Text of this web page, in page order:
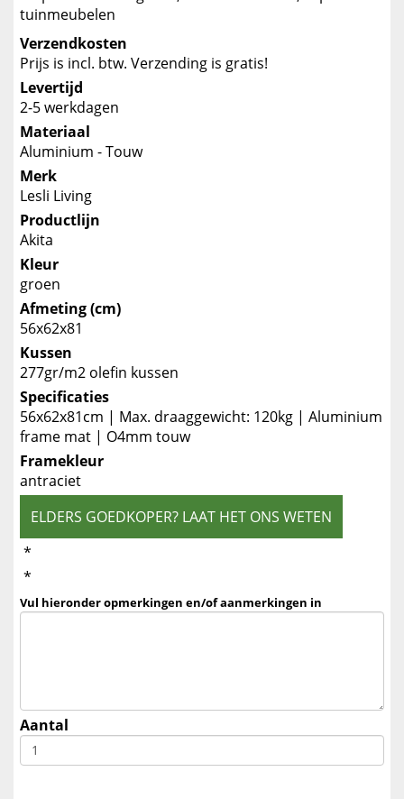
tuinmeubelen
Verzendkosten
Prijs is incl. btw. Verzending is gratis!
Levertijd
2-5 werkdagen
Materiaal
Aluminium - Touw
Merk
Lesli Living
Productlijn
Akita
Kleur
groen
Afmeting (cm)
56x62x81
Kussen
277gr/m2 olefin kussen
Specificaties
56x62x81cm | Max. draaggewicht: 120kg | Aluminium
frame mat | O4mm touw
Framekleur
antraciet
ELDERS GOEDKOPER? LAAT HET ONS WETEN
*
*
Vul hieronder opmerkingen en/of aanmerkingen in
Aantal